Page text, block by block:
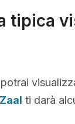
tipica
ti darà